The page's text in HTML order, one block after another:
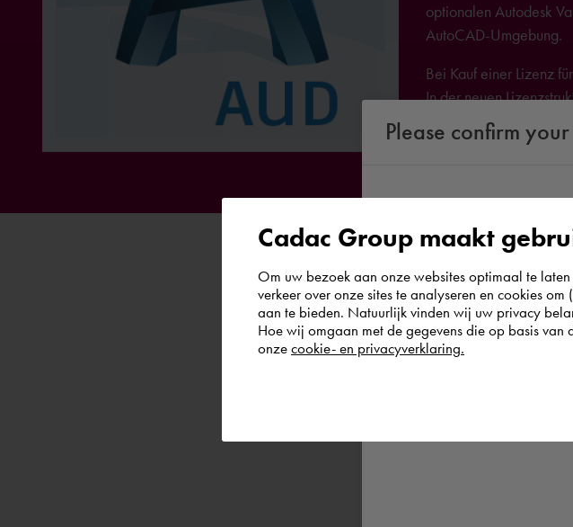
optionalen Autodesk
AutoCAD-Umgebung.
Bei Kauf einer Lizenz
In der neuen
Informationen hierzu
Please confirm
According to us you
world. Please confirm
wish to shop.
Österreich
Cadac Group maakt
Om uw bezoek aan onze websites optimaal te
verkeer over onze sites te analyseren en cookies
aan te bieden. Natuurlijk vinden wij uw privacy
Hoe wij omgaan met de gegevens die op basis
onze cookie- en privacyverklaring.